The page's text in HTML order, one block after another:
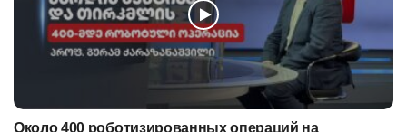
Около 400 роботизированных операций на